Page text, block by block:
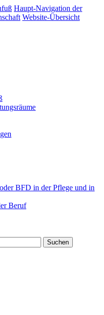
Haupt-Navigation der
Website-Übersicht
BFD in der Pflege und in
Beruf
Suchen